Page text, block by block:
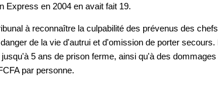
Express en 2004 en avait fait 19.
à reconnaître la culpabilité des prévenus des chefs
de la vie d'autrui et d'omission de porter secours.
5 ans de prison ferme, ainsi qu'à des dommages
par personne.